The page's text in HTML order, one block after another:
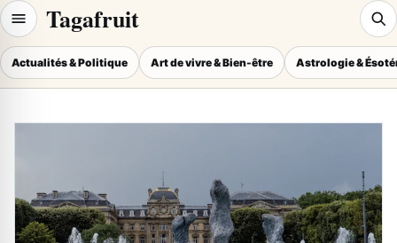
Tagafruit
Actualités & Politique Art de vivre & Bien-être Astrologie &